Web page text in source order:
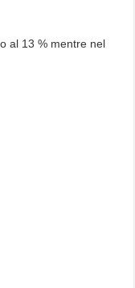
al 13 % mentre nel